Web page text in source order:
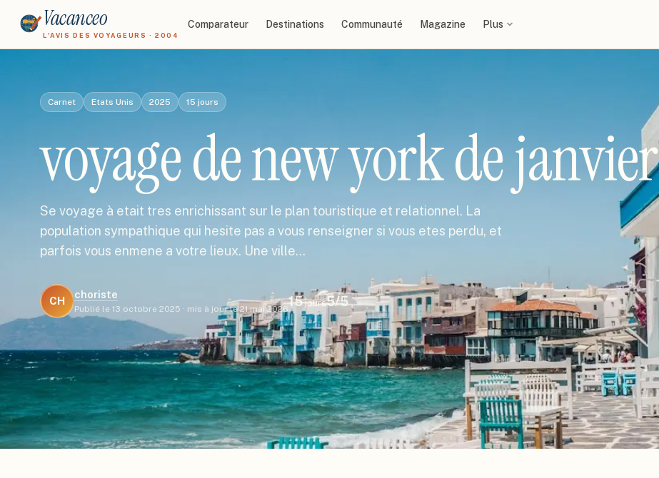
Vacanceo
L'AVIS DES VOYAGEURS · 2004
Comparateur Destinations Communauté Magazine Plus
Carnet Etats Unis 2025 15 jours
voyage de new york de janvier
Se voyage à etait tres enrichissant sur le plan touristique et relationnel. La
population sympathique qui hesite pas a vous renseigner si vous etes perdu, et
parfois vous enmene a votre lieux. Une ville…
CH
choriste
Publié le 13 octobre 2025 · mis à jour le 21 mai 2026
15jours5/5